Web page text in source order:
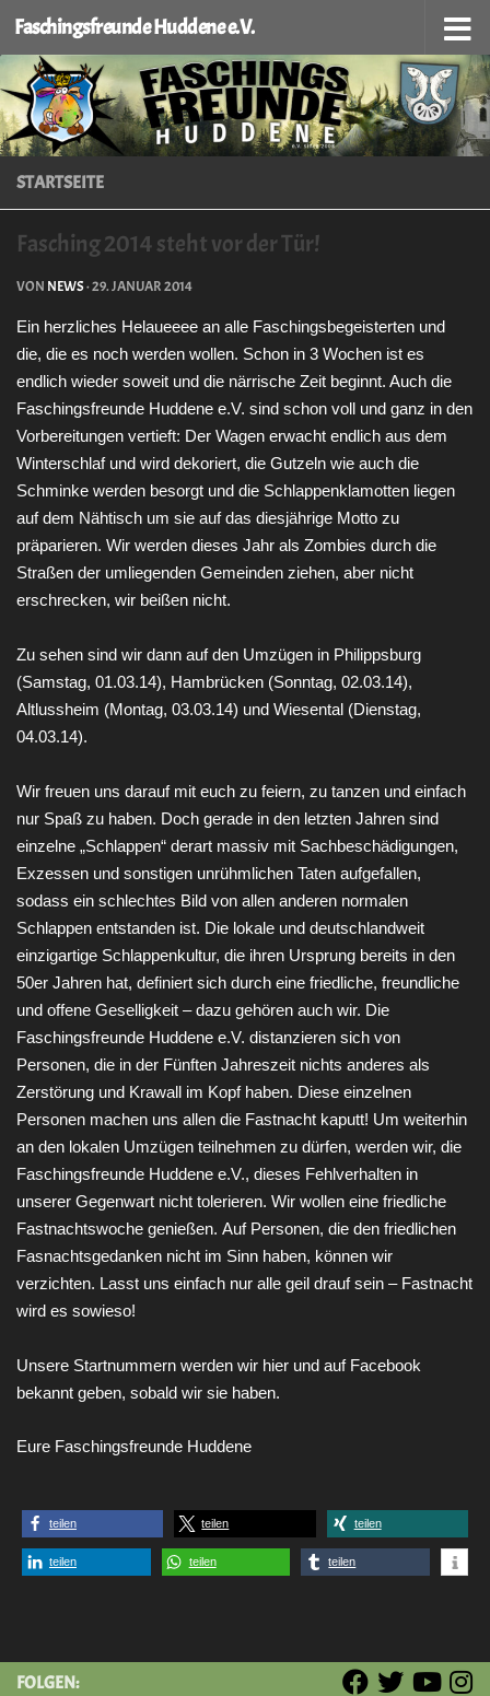
Zum Inhalt springen
Faschingsfreunde Huddene e.V.
STARTSEITE
Fasching 2014 steht vor der Tür!
VON NEWS·29. JANUAR 2014
Ein herzliches Helaueeee an alle Faschingsbegeisterten und
die, die es noch werden wollen. Schon in 3 Wochen ist es
endlich wieder soweit und die närrische Zeit beginnt. Auch die
Faschingsfreunde Huddene e.V. sind schon voll und ganz in den
Vorbereitungen vertieft: Der Wagen erwacht endlich aus dem
Winterschlaf und wird dekoriert, die Gutzeln wie auch die
Schminke werden besorgt und die Schlappenklamotten liegen
auf dem Nähtisch um sie auf das diesjährige Motto zu
präparieren. Wir werden dieses Jahr als Zombies durch die
Straßen der umliegenden Gemeinden ziehen, aber nicht
erschrecken, wir beißen nicht.
Zu sehen sind wir dann auf den Umzügen in Philippsburg
(Samstag, 01.03.14), Hambrücken (Sonntag, 02.03.14),
Altlussheim (Montag, 03.03.14) und Wiesental (Dienstag,
04.03.14).
Wir freuen uns darauf mit euch zu feiern, zu tanzen und einfach
nur Spaß zu haben. Doch gerade in den letzten Jahren sind
einzelne „Schlappen“ derart massiv mit Sachbeschädigungen,
Exzessen und sonstigen unrühmlichen Taten aufgefallen,
sodass ein schlechtes Bild von allen anderen normalen
Schlappen entstanden ist. Die lokale und deutschlandweit
einzigartige Schlappenkultur, die ihren Ursprung bereits in den
50er Jahren hat, definiert sich durch eine friedliche, freundliche
und offene Geselligkeit – dazu gehören auch wir. Die
Faschingsfreunde Huddene e.V. distanzieren sich von
Personen, die in der Fünften Jahreszeit nichts anderes als
Zerstörung und Krawall im Kopf haben. Diese einzelnen
Personen machen uns allen die Fastnacht kaputt! Um weiterhin
an den lokalen Umzügen teilnehmen zu dürfen, werden wir, die
Faschingsfreunde Huddene e.V., dieses Fehlverhalten in
unserer Gegenwart nicht tolerieren. Wir wollen eine friedliche
Fastnachtswoche genießen. Auf Personen, die den friedlichen
Fasnachtsgedanken nicht im Sinn haben, können wir
verzichten. Lasst uns einfach nur alle geil drauf sein – Fastnacht
wird es sowieso!
Unsere Startnummern werden wir hier und auf Facebook
bekannt geben, sobald wir sie haben.
Eure Faschingsfreunde Huddene
teilen teilen teilen
teilen teilen teilen
FOLGEN: